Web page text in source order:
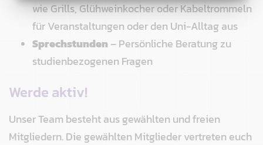
wie Grills, Glühweinkocher oder Kabeltrommeln
für Veranstaltungen oder den Uni-Alltag aus
Sprechstunden– Persönliche Beratung zu
studienbezogenen Fragen
Werde aktiv!
Unser Team besteht aus gewählten und freien
Mitgliedern. Die gewählten Mitglieder vertreten euch